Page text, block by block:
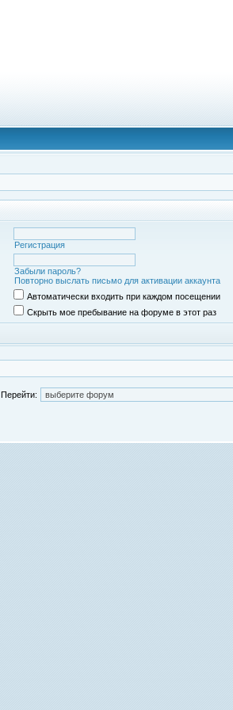
Регистрация
Забыли пароль?
Повторно выслать письмо для активации аккаунта
Автоматически входить при каждом посещении
Скрыть мое пребывание на форуме в этот раз
Перейти: